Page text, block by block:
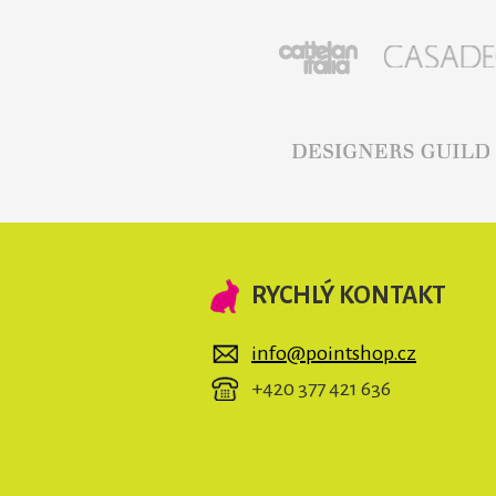
RYCHLÝ KONTAKT
info@pointshop.cz
+420 377 421 636